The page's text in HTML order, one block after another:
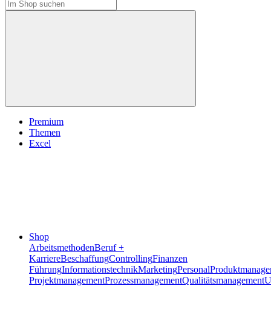
Premium
Themen
Excel
Shop
ArbeitsmethodenBeruf +
KarriereBeschaffungControllingFinanzen
FührungInformationstechnikMarketingPersonal
ProjektmanagementProzessmanagementQualitätsmanagement